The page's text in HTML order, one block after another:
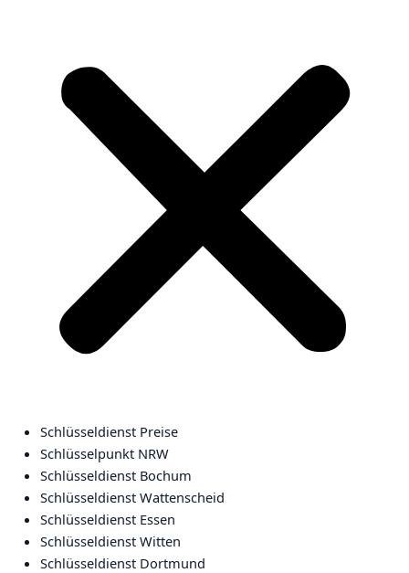
Schlüsseldienst Preise
Schlüsselpunkt NRW
Schlüsseldienst Bochum
Schlüsseldienst Wattenscheid
Schlüsseldienst Essen
Schlüsseldienst Witten
Schlüsseldienst Dortmund